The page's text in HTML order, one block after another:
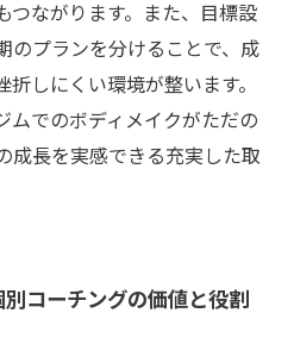
つながります。また、目標設
のプランを分けることで、成
しにくい環境が整います。
ムでのボディメイクがただの
成長を実感できる充実した取
コーチングの価値と役割